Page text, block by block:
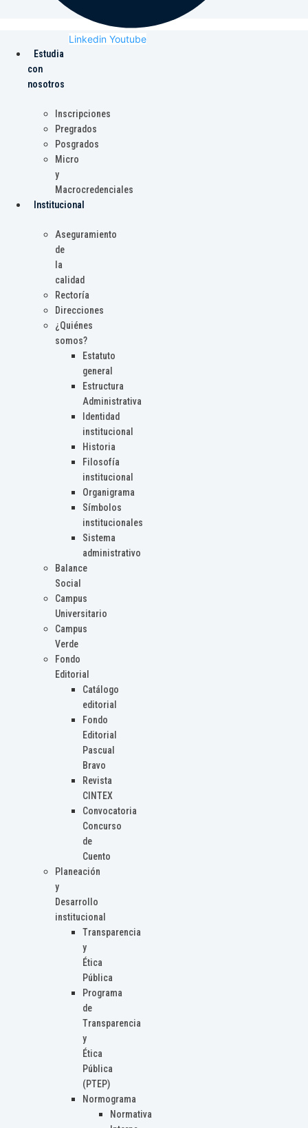
Linkedin Youtube
Estudia
con
nosotros
Inscripciones
Pregrados
Posgrados
Micro
y
Macrocredenciales
Institucional
Aseguramiento
de
la
calidad
Rectoría
Direcciones
¿Quiénes
somos?
Estatuto
general
Estructura
Administrativa
Identidad
institucional
Historia
Filosofía
institucional
Organigrama
Símbolos
institucionales
Sistema
administrativo
Balance
Social
Campus
Universitario
Campus
Verde
Fondo
Editorial
Catálogo
editorial
Fondo
Editorial
Pascual
Bravo
Revista
CINTEX
Convocatoria
Concurso
de
Cuento
Planeación
y
Desarrollo
institucional
Transparencia
y
Ética
Pública
Programa
de
Transparencia
y
Ética
Pública
(PTEP)
Normograma
Normativa